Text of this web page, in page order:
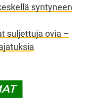
syntyneen
suljettuja ovia –